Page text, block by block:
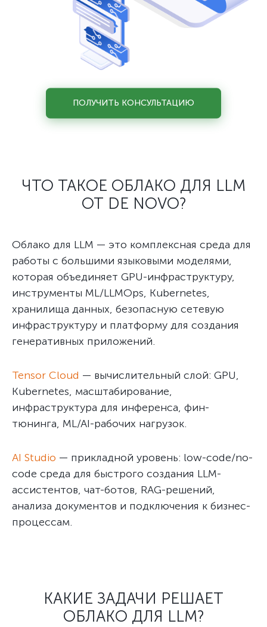
ПОЛУЧИТЬ КОНСУЛЬТАЦИЮ
ЧТО ТАКОЕ ОБЛАКО ДЛЯ LLM
ОТ DE NOVO?
Облако для LLM — это комплексная среда для
работы с большими языковыми моделями,
которая объединяет GPU-инфраструктуру,
инструменты ML/LLMOps, Kubernetes,
хранилища данных, безопасную сетевую
инфраструктуру и платформу для создания
генеративных приложений.
Tensor Cloud — вычислительный слой: GPU,
Kubernetes, масштабирование,
инфраструктура для инференса, фин-
тюнинга, ML/AI-рабочих нагрузок.
AI Studio — прикладной уровень: low-code/no-
code среда для быстрого создания LLM-
ассистентов, чат-ботов, RAG-решений,
анализа документов и подключения к бизнес-
процессам.
КАКИЕ ЗАДАЧИ РЕШАЕТ
ОБЛАКО ДЛЯ LLM?